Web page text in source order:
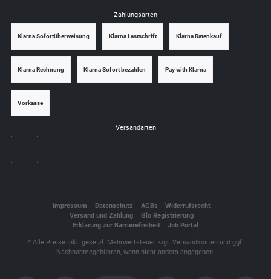
Zahlungsarten
Klarna Sofortüberweisung Klarna Lastschrift Klarna Ratenkauf
Klarna Rechnung Klarna Sofort bezahlen Pay with Klarna
Vorkasse
Versandarten
Impressum Datenschutz AGBs
Widerrufsrecht
Versand und Zahlung
Glo Registrierung
Erklärung zur Barrierefreiheit
Job Portal
* Alle Preise inkl. gesetzl. Mehrwertsteuer zzgl. Versandkosten und ggf.
Nachnahmegebühren, wenn nicht anders angegeben.